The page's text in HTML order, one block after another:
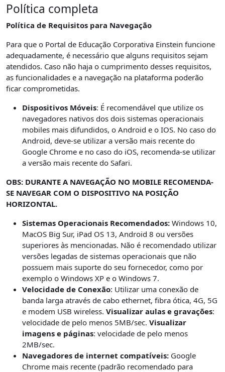
Política completa
Política de Requisitos para Navegação
Para que o Portal de Educação Corporativa Einstein funcione
adequadamente, é necessário que alguns requisitos sejam
atendidos. Caso não haja o cumprimento desses requisitos,
as funcionalidades e a navegação na plataforma poderão
ficar comprometidas.
Dispositivos Móveis: É recomendável que utilize os
navegadores nativos dos dois sistemas operacionais
mobiles mais difundidos, o Android e o IOS. No caso do
Android, deve-se utilizar a versão mais recente do
Google Chrome e no caso do iOS, recomenda-se utilizar
a versão mais recente do Safari.
OBS: DURANTE A NAVEGAÇÃO NO MOBILE RECOMENDA-
SE NAVEGAR COM O DISPOSITIVO NA POSIÇÃO
HORIZONTAL.
Sistemas Operacionais Recomendados: Windows 10,
MacOS Big Sur, iPad OS 13, Android 8 ou versões
superiores às mencionadas. Não é recomendado utilizar
versões legadas de sistemas operacionais que não
possuem mais suporte do seu fornecedor, como por
exemplo o Windows XP e o Windows 7.
Velocidade de Conexão: Utilizar uma conexão de
banda larga através de cabo ethernet, fibra ótica, 4G, 5G
e modem USB wireless. Visualizar aulas e gravações:
velocidade de pelo menos 5MB/sec. Visualizar
imagens e páginas: velocidade de pelo menos
2MB/sec.
Navegadores de internet compatíveis: Google
Chrome mais recente (padrão recomendado para